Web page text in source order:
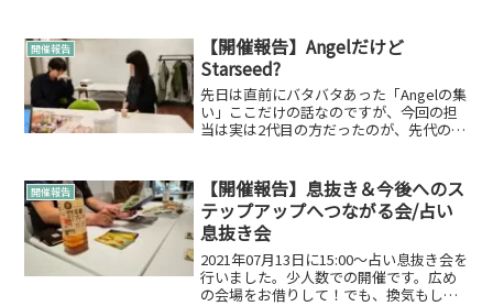
ったんじゃないかなと????んで、サラッ
と言ったけどお問...
開催報告
【開催報告】Angelだけど
Starseed?
先日は直前にバタバタあった「Angelの集
い」ここだけの話なのですが、今回の担
当は実は2代目の方だったのが、先代の担
って思っております。次回はとりあえず
縁魂で開催次回も...
開催報告
【開催報告】息抜き＆今後へのス
テップアップへつながる会/占い
息抜き会
2021年07月13日に15:00～占い息抜き会を
行いました。少人数での開催です。広め
の会場をお借りして！でも、換気もした